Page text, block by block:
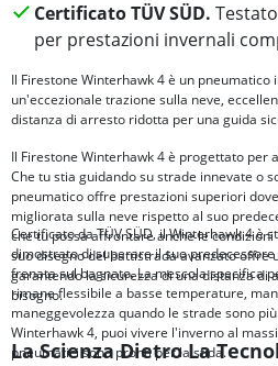
Certificato TÜV SÜD.
per prestazioni invernali
Il Firestone Winterhawk 4 è un pneumatico
un'eccezionale trazione sulla neve,
distanza di arresto ridotta per una guida
Il Firestone Winterhawk 4 è progettato per
Che tu stia guidando su strade innevate o
pneumatico offre prestazioni superiori
migliorata sulla neve rispetto al suo
che tu possa affrontare anche le
suo disegno del battistrada avanzato offre
garantendo la sicurezza di una distanza di
bisogno.
Certificato da TÜV SÜD, il Winterhawk 4 è
dimostrato di superare il suo
frenata sul bagnato. La mescola specifica
rimane flessibile a basse temperature,
maneggevolezza quando le strade sono
Winterhawk 4, puoi vivere l'inverno al
pneumatici sono pronti per la sfida.
La Scienza Dietro La